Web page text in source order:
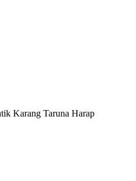
Karang Taruna Harap